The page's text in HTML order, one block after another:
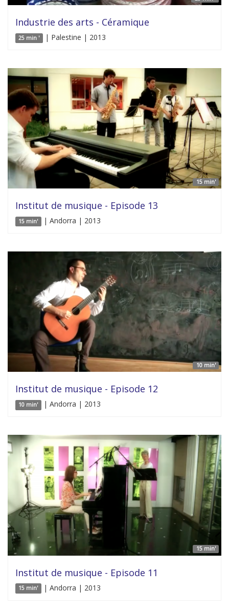
Industrie des arts - Céramique
25 min ' | Palestine | 2013
15 min'
Institut de musique - Episode 13
15 min' | Andorra | 2013
10 min'
Institut de musique - Episode 12
10 min' | Andorra | 2013
15 min'
Institut de musique - Episode 11
15 min' | Andorra | 2013